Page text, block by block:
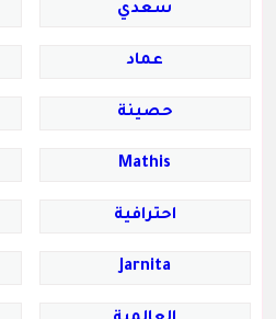
سعدي
عماد
حصينة
Mathis
احترافية
Jarnita